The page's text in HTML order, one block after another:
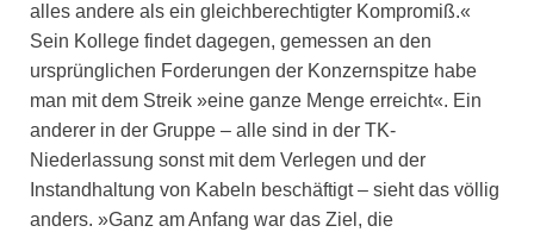
alles andere als ein gleichberechtigter Kompromiß.«
Sein Kollege findet dagegen, gemessen an den
ursprünglichen Forderungen der Konzernspitze habe
man mit dem Streik »eine ganze Menge erreicht«. Ein
anderer in der Gruppe – alle sind in der TK-
Niederlassung sonst mit dem Verlegen und der
Instandhaltung von Kabeln beschäftigt – sieht das völlig
anders. »Ganz am Anfang war das Ziel, die